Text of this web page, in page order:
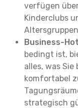
verfügen
Kinderclubs
Business-
bedingt ist,
alles, was
komfortabel
strategisch